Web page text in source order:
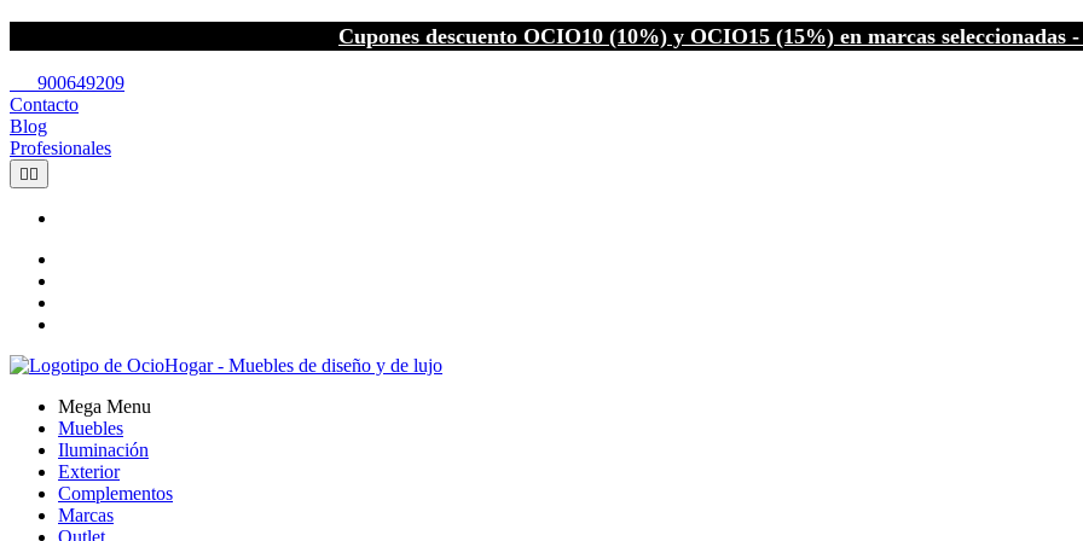
Cupones descuento OCIO10 (10%) y OCIO15 (15%) en marcas seleccionadas
900649209
Contacto
Blog
Profesionales
 
Mega Menu
Muebles
Iluminación
Exterior
Complementos
Marcas
Outlet